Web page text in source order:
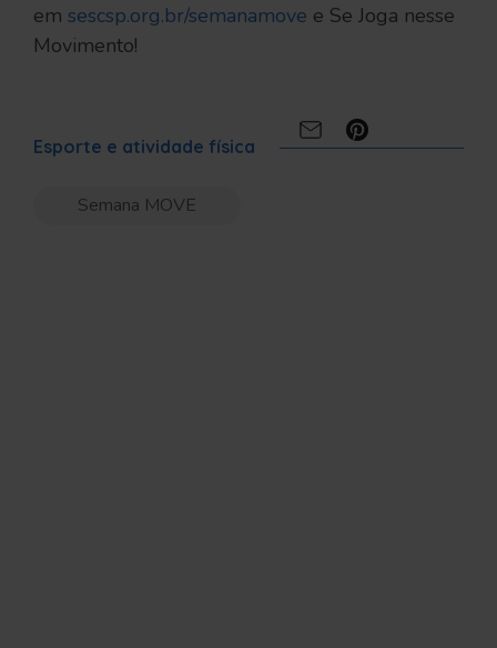
em sescsp.org.br/semanamove e Se Joga nesse
Movimento!
Esporte e atividade física
Semana MOVE